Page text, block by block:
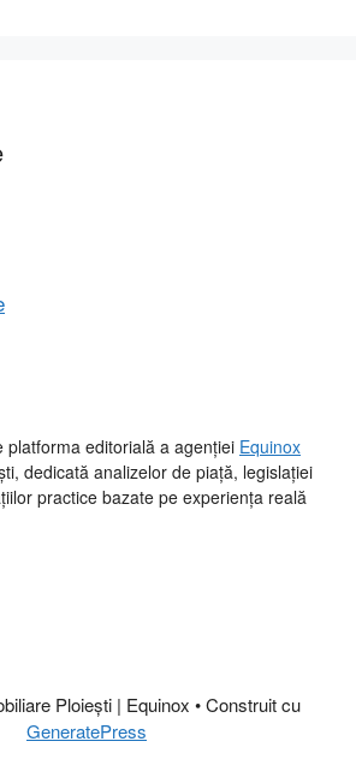
platforma editorială a agenției Equinox
dedicată analizelor de piață, legislației
practice bazate pe experiența reală
Ploiești | Equinox • Construit cu
GeneratePress